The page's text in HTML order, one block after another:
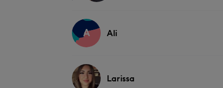
A Ali
Larissa